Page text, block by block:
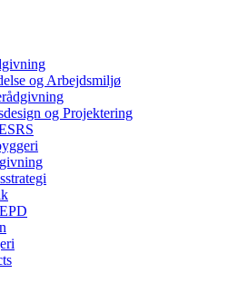
og Arbejdsmiljø
og Projektering